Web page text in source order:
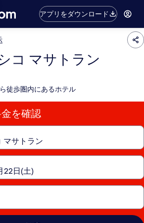
アプリをダウンロード
コ マサトラン
徒歩圏内にあるホテル
を確認